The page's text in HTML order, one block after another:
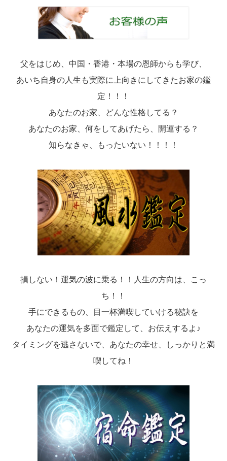
父をはじめ、中国・香港・本場の恩師からも学び、
あいち自身の人生も実際に上向きにしてきたお家の鑑
定！！！
あなたのお家、どんな性格してる？
あなたのお家、何をしてあげたら、開運する？
知らなきゃ、もったいない！！！！
損しない！運気の波に乗る！！人生の方向は、こっ
ち！！
手にできるもの、目一杯満喫していける秘訣を
あなたの運気を多面で鑑定して、お伝えするよ♪
タイミングを逃さないで、あなたの幸せ、しっかりと満
喫してね！